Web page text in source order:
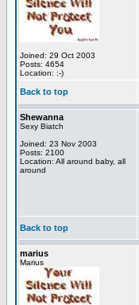
Joined: 29 Oct 2003
Posts: 4654
Location: :-)
Back to top
Shewanna
Sexy Biatch
Joined: 23 Nov 2003
Posts: 2100
Location: All around baby, all
around
Back to top
marius
Marius